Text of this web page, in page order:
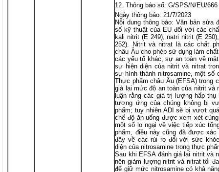
Thông báo số: G/SPS/N/EU/666
Ngày thông báo: 21/7/2023
Nội dung thông báo: Văn bản sửa
số kỹ thuật của EU đối với các
kali nitrit (E 249), natri nitrit (E
252). Nitrit và nitrat là các chất
châu Âu cho phép sử dụng làm
các yếu tố khác, sự an toàn về
sự hiện diện của nitrit và nitrat
sự hình thành nitrosamine, một số
Thực phẩm châu Âu (EFSA) trong
giá lại mức độ an toàn của nitrit và
luận rằng các giá trị lượng hấp
tương ứng của chúng không bị
phẩm; tuy nhiên ADI sẽ bị vượt
chế độ ăn uống được xem xét
một số lo ngại về việc tiếp xúc
phẩm, điều này cũng đã được
đây về các rủi ro đối với sức
diện của nitrosamine trong thực
Sau khi EFSA đánh giá lại nitrit và
nên giảm lượng nitrit và nitrat tối
để giữ mức nitrosamine có khả